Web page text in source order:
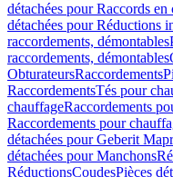
détachées pour Raccords en
détachées pour Réductions
raccordements, démontables
raccordements, démontables
ObturateursRaccordements
RaccordementsTés pour
chauffageRaccordements
Raccordements pour
détachées pour Geberit
détachées pour Manchons
RéductionsCoudesPièces